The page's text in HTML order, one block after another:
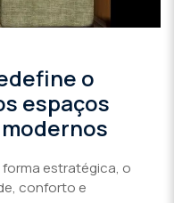
o
espaços
estratégica, o
conforto e